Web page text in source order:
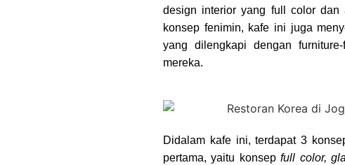
design interior yang full color dan
konsep fenimin, kafe ini juga
yang dilengkapi dengan
mereka.
Didalam kafe ini, terdapat 3
pertama, yaitu konsepfull color,